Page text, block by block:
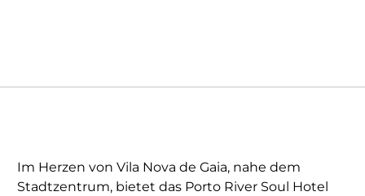
Im Herzen von Vila Nova de Gaia, nahe dem
Stadtzentrum, bietet das Porto River Soul Hotel